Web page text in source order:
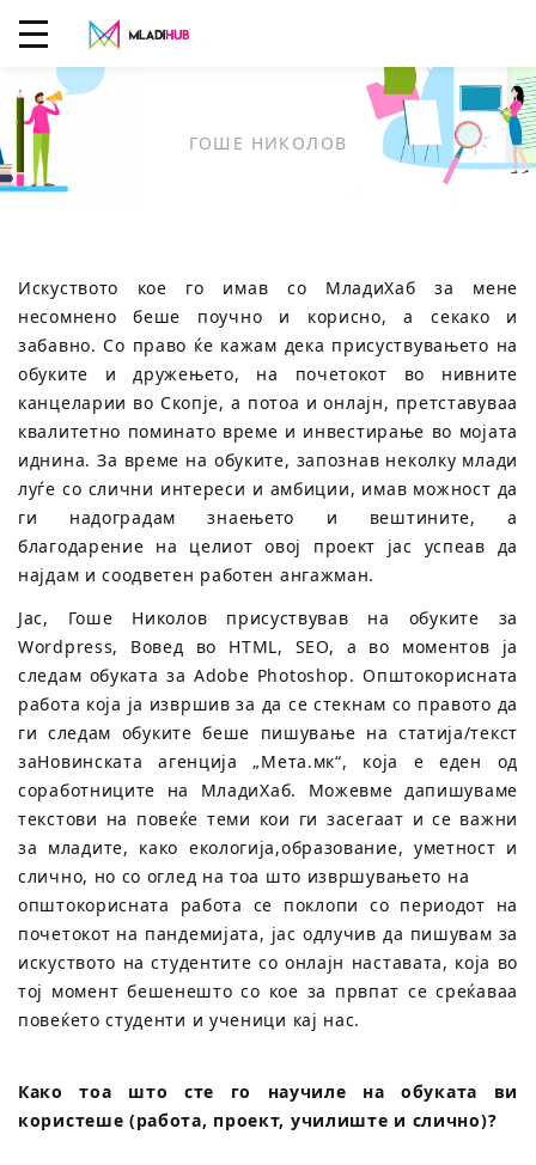
ГОШЕ НИКОЛОВ
Искуството кое го имав со МладиХаб за мене
несомнено беше поучно и корисно, а секако и
забавно. Со право ќе кажам дека присуствувањето на
обуките и дружењето, на почетокот во нивните
канцеларии во Скопје, а потоа и онлајн, претставуваа
квалитетно поминато време и инвестирање во мојата
иднина. За време на обуките, запознав неколку млади
луѓе со слични интереси и амбиции, имав можност да
ги надоградам знаењето и вештините, а
благодарение на целиот овој проект јас успеав да
најдам и соодветен работен ангажман.
Јас, Гоше Николов присуствував на обуките за
Wordpress, Вовед во HTML, SEO, а во моментов ја
следам обуката за Adobe Photoshop. Општокорисната
работа која ја извршив за да се стекнам со правото да
ги следам обуките беше пишување на статија/текст
заНовинската агенција „Мета.мк“, која е еден од
соработниците на МладиХаб. Можевме дапишуваме
текстови на повеќе теми кои ги засегаат и се важни
за младите, како екологија,образование, уметност и
слично, но со оглед на тоа што извршувањето на
општокорисната работа се поклопи со периодот на
почетокот на пандемијата, јас одлучив да пишувам за
искуството на студентите со онлајн наставата, која во
тој момент бешенешто со кое за првпат се среќаваа
повеќето студенти и ученици кај нас.
Како тоа што сте го научиле на обуката ви
користеше (работа, проект, училиште и слично)?